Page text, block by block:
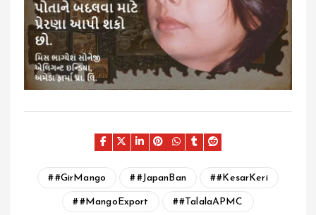
#GirMango #JapanBan #KesarKeri
#MangoExport #TalalaAPMC